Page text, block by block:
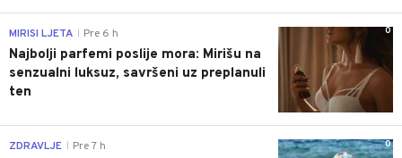
0
MIRISI LJETA Pre 6 h
Najbolji parfemi poslije mora: Mirišu na
senzualni luksuz, savršeni uz preplanuli
ten
0
ZDRAVLJE Pre 7 h